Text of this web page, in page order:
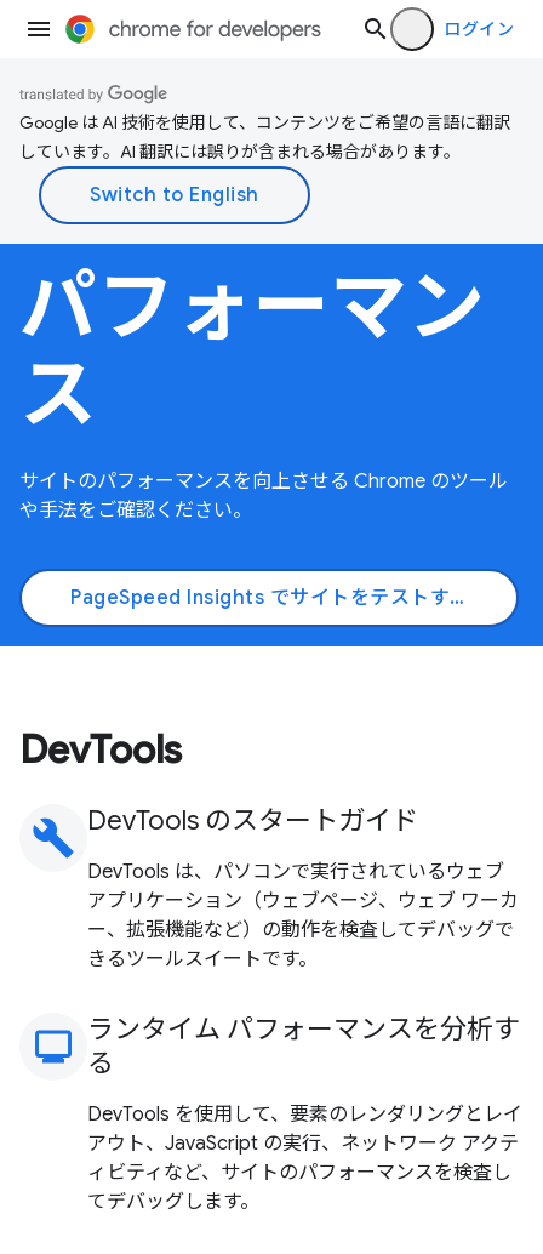
ログイン
Google は AI 技術を使用して、コンテンツをご希望の言語に翻訳
しています。AI 翻訳には誤りが含まれる場合があります。
パフォーマン
ス
サイトのパフォーマンスを向上させる Chrome のツール
や手法をご確認ください。
PageSpeed Insights でサイトをテストする
DevTools
build DevTools のスタートガイド
DevTools は、パソコンで実行されているウェブ
アプリケーション（ウェブページ、ウェブ ワーカ
ー、拡張機能など）の動作を検査してデバッグで
きるツールスイートです。
monitoring
ランタイム パフォーマンスを分析す
る
DevTools を使用して、要素のレンダリングとレイ
アウト、JavaScript の実行、ネットワーク アクテ
ィビティなど、サイトのパフォーマンスを検査し
てデバッグします。